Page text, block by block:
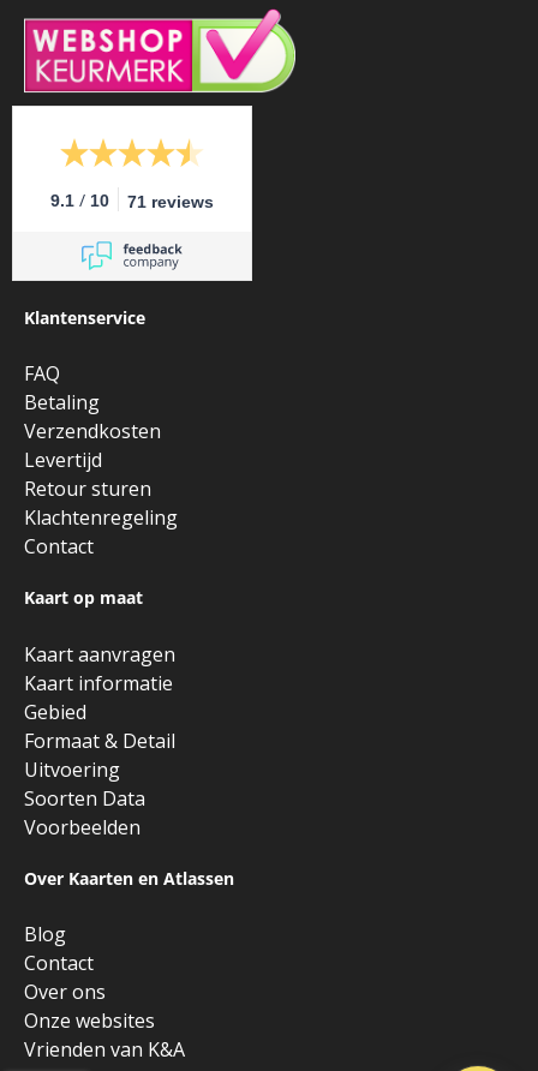
9.1 / 10 71 reviews
Klantenservice
FAQ
Betaling
Verzendkosten
Levertijd
Retour sturen
Klachtenregeling
Contact
Kaart op maat
Kaart aanvragen
Kaart informatie
Gebied
Formaat & Detail
Uitvoering
Soorten Data
Voorbeelden
Over Kaarten en Atlassen
Blog
Contact
Over ons
Onze websites
Vrienden van K&A